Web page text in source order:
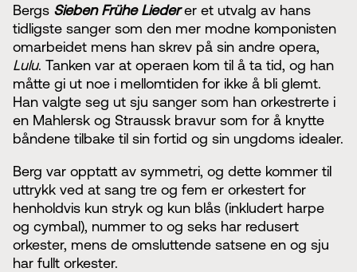
Bergs Sieben Frühe Liederer et utvalg av hans
tidligste sanger som den mer modne komponisten
omarbeidet mens han skrev på sin andre opera,
Lulu. Tanken var at operaen kom til å ta tid, og han
måtte gi ut noe i mellomtiden for ikke å bli glemt.
Han valgte seg ut sju sanger som han orkestrerte i
en Mahlersk og Straussk bravur som for å knytte
båndene tilbake til sin fortid og sin ungdoms idealer.
Berg var opptatt av symmetri, og dette kommer til
uttrykk ved at sang tre og fem er orkestert for
henholdvis kun stryk og kun blås (inkludert harpe
og cymbal), nummer to og seks har redusert
orkester, mens de omsluttende satsene en og sju
har fullt orkester.